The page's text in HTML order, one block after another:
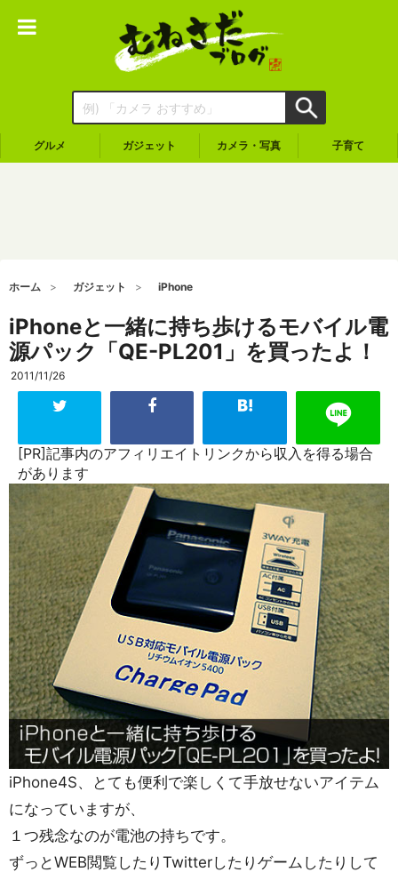
グルメ ガジェット カメラ・写真 子育て
ホーム ガジェット iPhone
iPhoneと一緒に持ち歩けるモバイル電
源パック「QE-PL201」を買ったよ！
2011/11/26
[PR]記事内のアフィリエイトリンクから収入を得る場合
があります
iPhone4S、とても便利で楽しくて手放せないアイテム
になっていますが、
１つ残念なのが電池の持ちです。
ずっとWEB閲覧したりTwitterしたりゲームしたりして